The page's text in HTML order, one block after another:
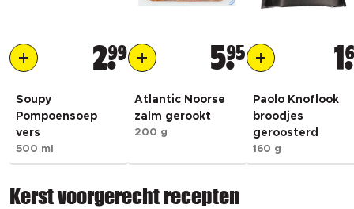
299
Soupy
Pompoensoep
vers
500 ml
595
Atlantic Noorse
zalm gerookt
200 g
1
Paolo Knoflook
broodjes
geroosterd
160 g
Kerst voorgerecht recepten